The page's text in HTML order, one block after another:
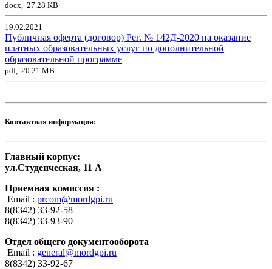
docx, 27.28 KB
19.02.2021
Публичная оферта (договор) Рег. № 142Д-2020 на оказание
платных образовательных услуг по дополнительной
образовательной программе
pdf, 20.21 MB
Контактная информация:
Главный корпус:
ул.Студенческая, 11 А
Приемная комиссия :
Email : prcom@mordgpi.ru
8(8342) 33-92-58
8(8342) 33-93-90
Отдел общего документооборота
Email : general@mordgpi.ru
8(8342) 33-92-67